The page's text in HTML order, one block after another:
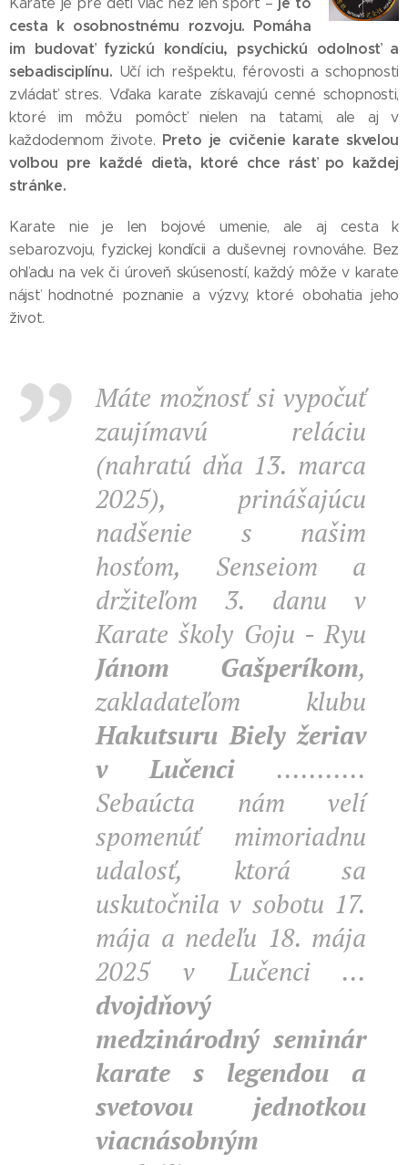
cesta k osobnostnému rozvoju. Pomáha
im budovať fyzickú kondíciu, psychickú odolnosť a
sebadisciplínu. Učí ich rešpektu, férovosti a schopnosti
zvládať stres. Vďaka karate získavajú cenné schopnosti,
ktoré im môžu pomôcť nielen na tatami, ale aj v
každodennom živote. Preto je cvičenie karate skvelou
voľbou pre každé dieťa, ktoré chce rásť po každej
stránke.
Karate nie je len bojové umenie, ale aj cesta k
sebarozvoju, fyzickej kondícii a duševnej rovnováhe. Bez
ohľadu na vek či úroveň skúseností, každý môže v karate
nájsť hodnotné poznanie a výzvy, ktoré obohatia jeho
život.
Máte možnosť si vypočuť
zaujímavú reláciu
(nahratú dňa 13. marca
2025), prinášajúcu
nadšenie s našim
hosťom, Senseiom a
držiteľom 3. danu v
Karate školy Goju - Ryu
Jánom Gašperíkom,
zakladateľom klubu
Hakutsuru Biely žeriav
v Lučenci ...........
Sebaúcta nám velí
spomenúť mimoriadnu
udalosť, ktorá sa
uskutočnila v sobotu 17.
mája a nedeľu 18. mája
2025
v Lučenci ...
dvojdňový
medzinárodný seminár
karate s legendou a
svetovou jednotkou
viacnásobným